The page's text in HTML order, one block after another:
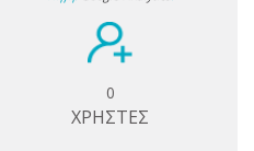
0
ΧΡΗΣΤΕΣ